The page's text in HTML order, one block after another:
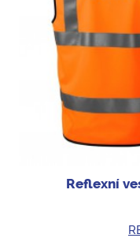
Reflexní